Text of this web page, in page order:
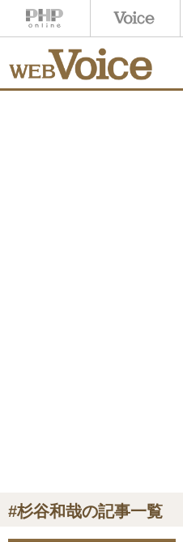
#杉谷和哉の記事一覧